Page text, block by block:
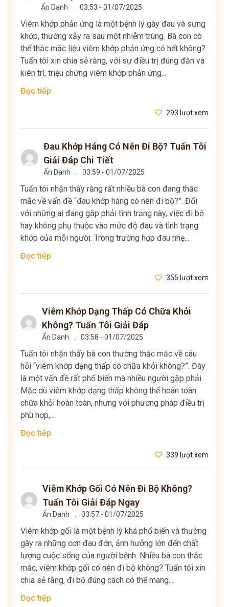
Ẩn Danh 03:53 - 01/07/2025
Viêm khớp phản ứng là một bệnh lý gây đau và sưng
khớp, thường xảy ra sau một nhiễm trùng. Bà con có
thể thắc mắc liệu viêm khớp phản ứng có hết không?
Tuấn tôi xin chia sẻ rằng, với sự điều trị đúng đắn và
kiên trì, triệu chứng viêm khớp phản ứng...
Đọc tiếp
293 lượt xem
Đau Khớp Háng Có Nên Đi Bộ? Tuấn Tôi
Giải Đáp Chi Tiết
Ẩn Danh 03:59 - 01/07/2025
Tuấn tôi nhận thấy rằng rất nhiều bà con đang thắc
mắc về vấn đề “đau khớp háng có nên đi bộ?”. Đối
với những ai đang gặp phải tình trạng này, việc đi bộ
hay không phụ thuộc vào mức độ đau và tình trạng
khớp của mỗi người. Trong trường hợp đau nhẹ...
Đọc tiếp
355 lượt xem
Viêm Khớp Dạng Thấp Có Chữa Khỏi
Không? Tuấn Tôi Giải Đáp
Ẩn Danh 03:58 - 01/07/2025
Tuấn tôi nhận thấy bà con thường thắc mắc về câu
hỏi “viêm khớp dạng thấp có chữa khỏi không?”. Đây
là một vấn đề rất phổ biến mà nhiều người gặp phải.
Mặc dù viêm khớp dạng thấp không thể hoàn toàn
chữa khỏi hoàn toàn, nhưng với phương pháp điều trị
phù hợp,...
Đọc tiếp
339 lượt xem
Viêm Khớp Gối Có Nên Đi Bộ Không?
Tuấn Tôi Giải Đáp Ngay
Ẩn Danh 03:57 - 01/07/2025
Viêm khớp gối là một bệnh lý khá phổ biến và thường
gây ra những cơn đau đớn, ảnh hưởng lớn đến chất
lượng cuộc sống của người bệnh. Nhiều bà con thắc
mắc, viêm khớp gối có nên đi bộ không? Tuấn tôi xin
chia sẻ rằng, đi bộ đúng cách có thể mang...
Đọc tiếp